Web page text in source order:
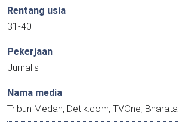
Rentang usia
31-40
Pekerjaan
Jurnalis
Nama media
Tribun Medan, Detik.com, TVOne,